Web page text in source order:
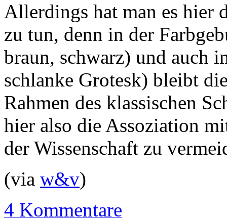
Allerdings hat man es hier
zu tun, denn in der
braun, schwarz) und auch
schlanke Grotesk) bleibt
Rahmen des klassischen
hier also die Assoziation
der Wissenschaft zu
(via w&v)
4 Kommentare